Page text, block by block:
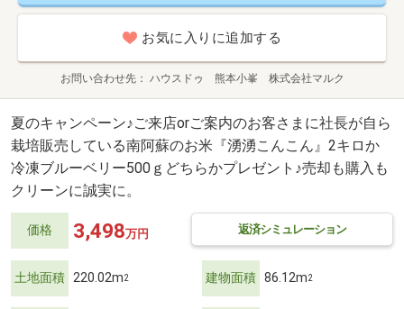
お気に入りに追加する
お問い合わせ先 ハウスドゥ 熊本小峯 株式会社マルク
夏のキャンペーン♪ご来店orご案内のお客さまに社長が自ら
栽培販売している南阿蘇のお米『湧湧こんこん』2キロか
冷凍ブルーベリー500ｇどちらかプレゼント♪売却も購入も
クリーンに誠実に。
価格 返済シミュレーション
3,498万円
土地面積 220.02m2 建物面積 86.12m2